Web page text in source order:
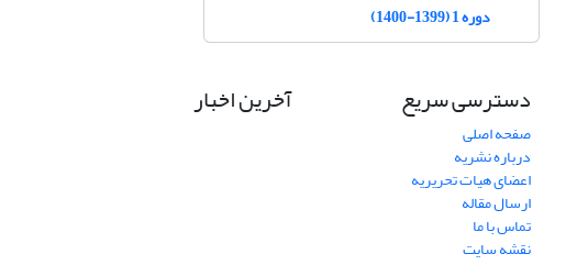
دوره 1 (1399-1400)
دسترسی سریع
صفحه اصلی
درباره نشریه
اعضای هیات تحریریه
ارسال مقاله
تماس با ما
نقشه سایت
آخرین اخبار